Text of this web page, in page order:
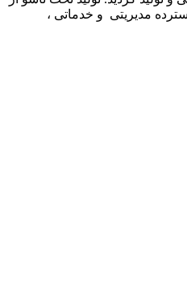
خاص) بر اساس سیستم گسترده مدیریتی و خدماتی ،